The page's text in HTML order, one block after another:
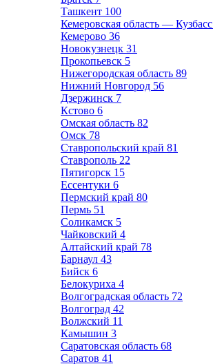
Ташкент 100
Кемеровская область — Кузбасс
Кемерово 36
Новокузнецк 31
Прокопьевск 5
Нижегородская область 89
Нижний Новгород 56
Дзержинск 7
Кстово 6
Омская область 82
Омск 78
Ставропольский край 81
Ставрополь 22
Пятигорск 15
Ессентуки 6
Пермский край 80
Пермь 51
Соликамск 5
Чайковский 4
Алтайский край 78
Барнаул 43
Бийск 6
Белокуриха 4
Волгоградская область 72
Волгоград 42
Волжский 11
Камышин 3
Саратовская область 68
Саратов 41